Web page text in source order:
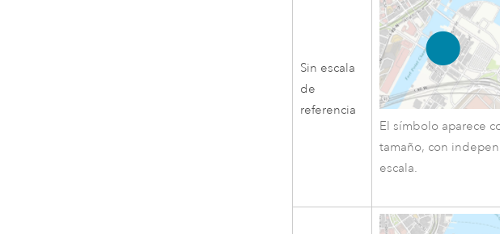
Sin escala
de
referencia
El símbolo aparece
tamaño, con
escala.